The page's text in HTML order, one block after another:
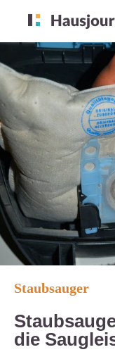
Staubsauger
die